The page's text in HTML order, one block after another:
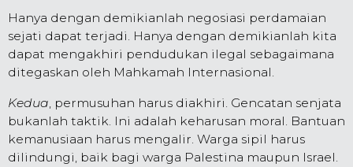
Hanya dengan demikianlah negosiasi perdamaian
sejati dapat terjadi. Hanya dengan demikianlah kita
dapat mengakhiri pendudukan ilegal sebagaimana
ditegaskan oleh Mahkamah Internasional.
Kedua, permusuhan harus diakhiri. Gencatan senjata
bukanlah taktik. Ini adalah keharusan moral. Bantuan
kemanusiaan harus mengalir. Warga sipil harus
dilindungi, baik bagi warga Palestina maupun Israel.